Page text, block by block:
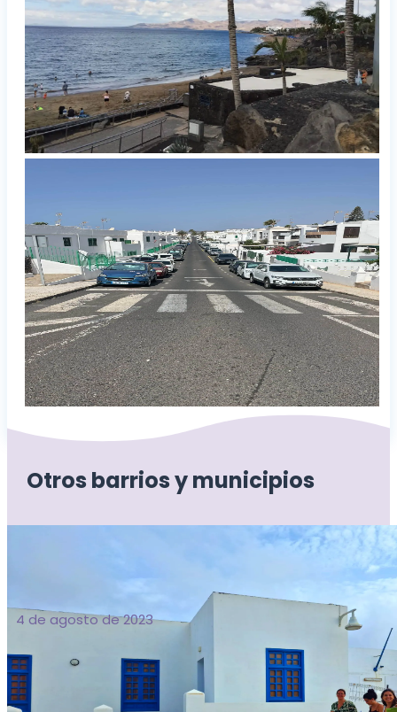
Otros barrios y municipios
4 de agosto de 2023